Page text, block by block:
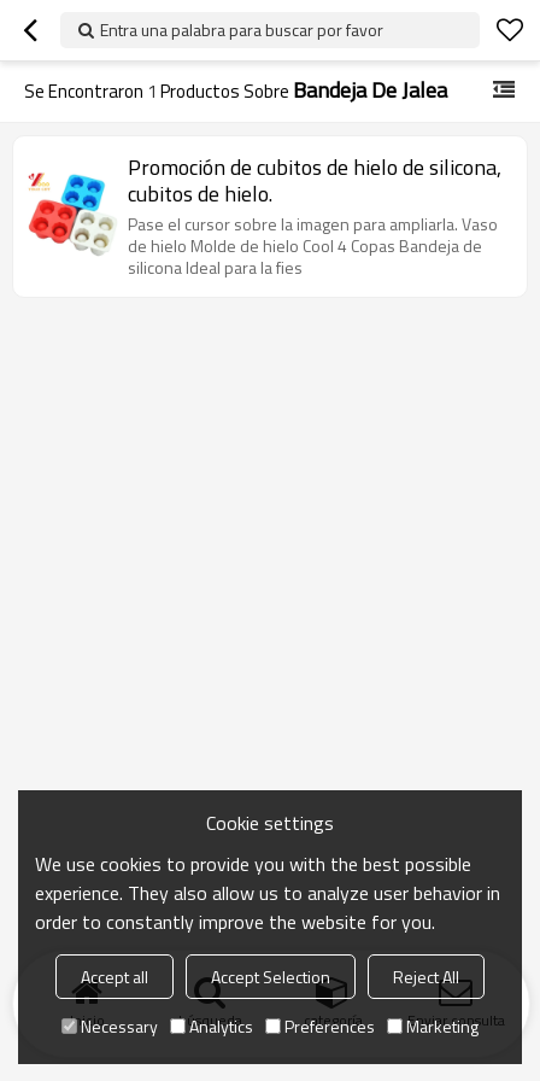
Entra una palabra para buscar por favor
Se Encontraron 1 Productos Sobre Bandeja De Jalea
Promoción de cubitos de hielo de silicona,
cubitos de hielo.
Pase el cursor sobre la imagen para ampliarla. Vaso
de hielo Molde de hielo Cool 4 Copas Bandeja de
silicona Ideal para la fies
Inicio búsqueda categoría Enviar consulta
Cookie settings
We use cookies to provide you with the best possible
experience. They also allow us to analyze user behavior in
order to constantly improve the website for you.
Accept all Accept Selection
Reject All
Necessary
Analytics Preferences Marketing